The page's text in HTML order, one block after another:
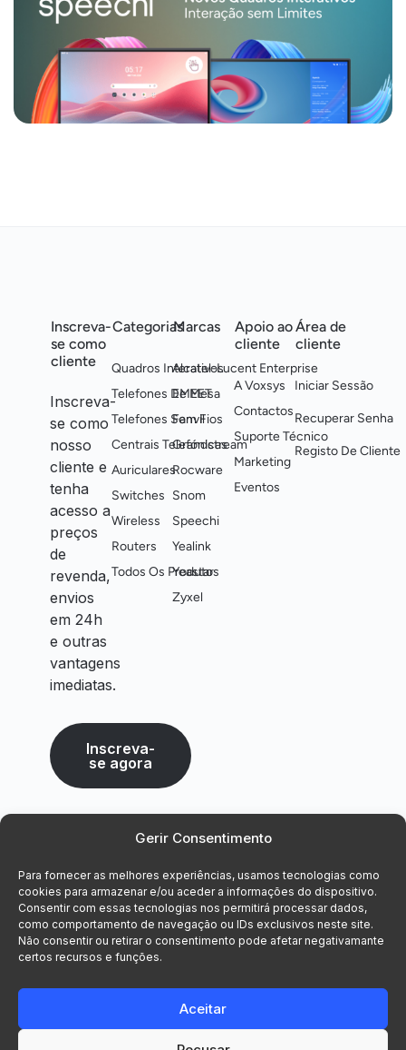
Gerir Consentimento
Para fornecer as melhores experiências, usamos tecnologias como
cookies para armazenar e/ou aceder a informações do dispositivo.
Consentir com essas tecnologias nos permitirá processar dados,
como comportamento de navegação ou IDs exclusivos neste site.
Não consentir ou retirar o consentimento pode afetar negativamante
certos recursos e funções.
Aceitar
Inscreva-
se como
cliente
Inscreva-
se como
nosso
cliente e
tenha
acesso a
preços
de
revenda,
envios
em 24h
e outras
vantagens
imediatas.
Inscreva-
se agora
Categorias
Quadros Interativos
Telefones De Mesa
Telefones Sem Fios
Centrais Telefónicas
Auriculares
Switches
Wireless
Routers
Todos Os Produtos
Marcas
Alcatel-Lucent Enterprise
EMEET
Fanvil
Grandstream
Rocware
Snom
Speechi
Yealink
Yeastar
Zyxel
Apoio ao
cliente
A Voxsys
Contactos
Suporte Técnico
Marketing
Eventos
Área de
cliente
Iniciar Sessão
Recuperar Senha
Registo De Cliente